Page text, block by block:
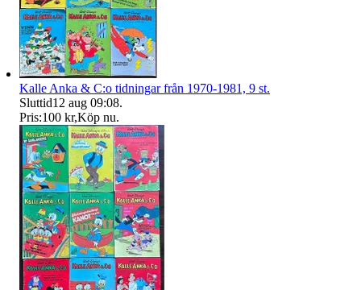
Kalle Anka & C:o tidningar från 1970-1981, 9 st.
Sluttid12 aug 09:08.
Pris:100 kr,Köp nu.